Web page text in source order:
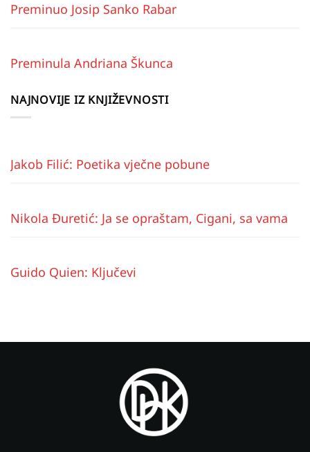
Preminuo Josip Sanko Rabar
Preminula Andriana Škunca
NAJNOVIJE IZ KNJIŽEVNOSTI
Jakob Filić: Poetika vječne pobune
Nikola Đuretić: Ja se opraštam, Cigani, sa vama
Guido Quien: Ključevi